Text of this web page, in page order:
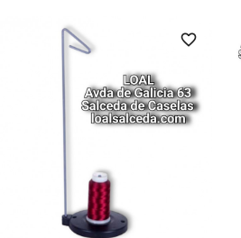
favorite_border